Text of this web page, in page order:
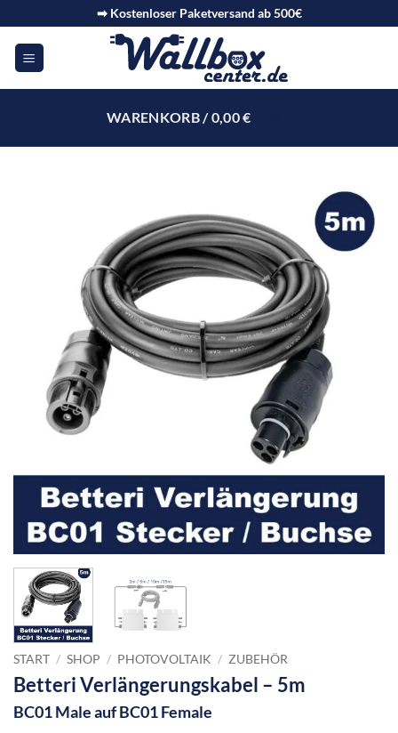
➡ Kostenloser Paketversand ab 500€
WARENKORB /0,00€
START / SHOP / PHOTOVOLTAIK / ZUBEHÖR
Betteri Verlängerungskabel – 5m
BC01 Male auf BC01 Female